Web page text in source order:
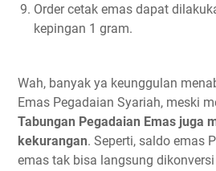
Order cetak emas dapat
kepingan 1 gram.
Wah, banyak ya keunggulan
Emas Pegadaian Syariah, meski
Tabungan Pegadaian Emas juga
kekurangan. Seperti, saldo emas
emas tak bisa langsung